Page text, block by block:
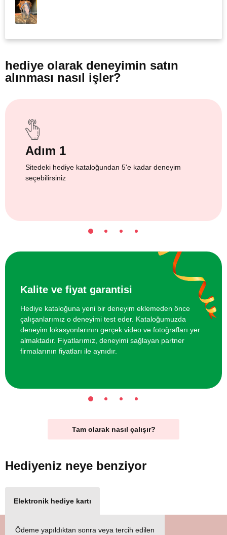
hediye olarak deneyimin satın
alınması nasıl işler?
Adım 1
Sitedeki hediye kataloğundan 5'e kadar deneyim
seçebilirsiniz
Kalite ve fiyat garantisi
Hediye kataloğuna yeni bir deneyim eklemeden önce
çalışanlarımız o deneyimi test eder. Kataloğumuzda
deneyim lokasyonlarının gerçek video ve fotoğrafları yer
almaktadır. Fiyatlarımız, deneyimi sağlayan partner
firmalarının fiyatları ile aynıdır.
Tam olarak nasıl çalışır?
Hediyeniz neye benziyor
Elektronik hediye kartı
Ödeme yapıldıktan sonra veya tercih edilen